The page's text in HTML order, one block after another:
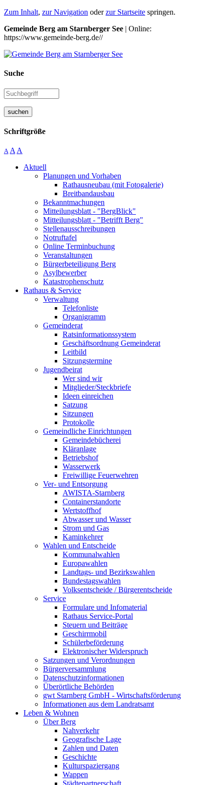
Zum Inhalt, zur Navigation oderzur Startseite springen.
Gemeinde Berg am Starnberger See | Online:
https://www.gemeinde-berg.de//
Suche
suchen
Schriftgröße
A A A
Aktuell
Planungen und Vorhaben
Rathausneubau (mit Fotogalerie)
Breitbandausbau
Bekanntmachungen
Mitteilungsblatt - "BergBlick"
Mitteilungsblatt - "Betrifft Berg"
Stellenausschreibungen
Notruftafel
Online Terminbuchung
Veranstaltungen
Bürgerbeteiligung Berg
Asylbewerber
Katastrophenschutz
Rathaus & Service
Verwaltung
Telefonliste
Organigramm
Gemeinderat
Ratsinformationssystem
Geschäftsordnung Gemeinderat
Leitbild
Sitzungstermine
Jugendbeirat
Wer sind wir
Mitglieder/Steckbriefe
Ideen einreichen
Satzung
Sitzungen
Protokolle
Gemeindliche Einrichtungen
Gemeindebücherei
Kläranlage
Betriebshof
Wasserwerk
Freiwillige Feuerwehren
Ver- und Entsorgung
AWISTA-Starnberg
Containerstandorte
Wertstoffhof
Abwasser und Wasser
Strom und Gas
Kaminkehrer
Wahlen und Entscheide
Kommunalwahlen
Europawahlen
Landtags- und Bezirkswahlen
Bundestagswahlen
Volksentscheide / Bürgerentscheide
Service
Formulare und Infomaterial
Rathaus Service-Portal
Steuern und Beiträge
Geschirrmobil
Schülerbeförderung
Elektronischer Widerspruch
Satzungen und Verordnungen
Bürgerversammlung
Datenschutzinformationen
Überörtliche Behörden
gwt Starnberg GmbH - Wirtschaftsförderung
Informationen aus dem Landratsamt
Leben & Wohnen
Über Berg
Nahverkehr
Geografische Lage
Zahlen und Daten
Geschichte
Kulturspaziergang
Wappen
Städtepartnerschaft